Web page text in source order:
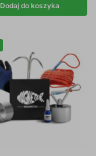
Dodaj do koszyka